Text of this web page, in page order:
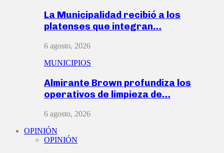
La Municipalidad recibió a los
platenses que integran…
6 agosto, 2026
MUNICIPIOS
Almirante Brown profundiza los
operativos de limpieza de…
6 agosto, 2026
OPINIÓN
OPINIÓN